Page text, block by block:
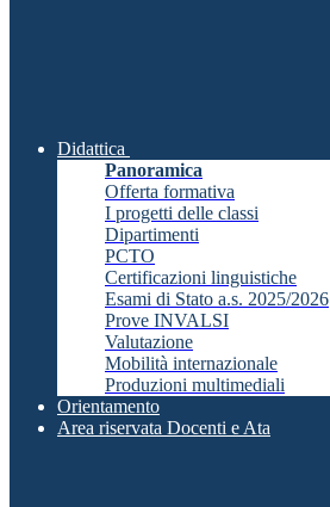
Didattica
Panoramica
Offerta formativa
I progetti delle classi
Dipartimenti
PCTO
Certificazioni linguistiche
Esami di Stato a.s. 2025/2026
Prove INVALSI
Valutazione
Mobilità internazionale
Produzioni multimediali
Orientamento
Area riservata Docenti e Ata